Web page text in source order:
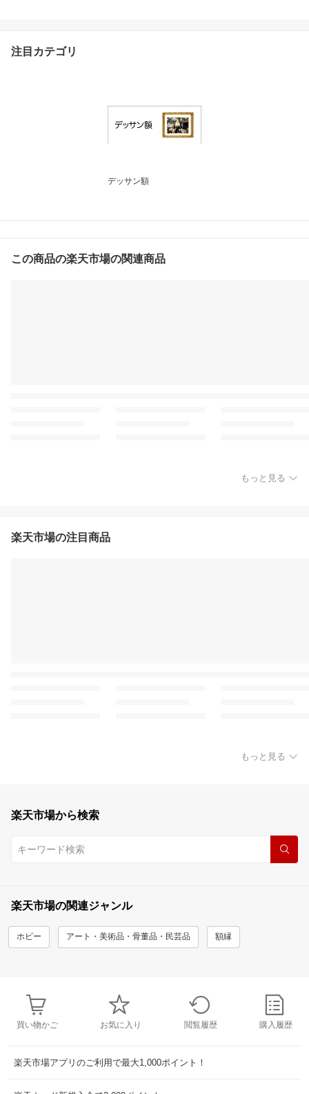
注目カテゴリ
デッサン額
この商品の楽天市場の関連商品
もっと見る
楽天市場の注目商品
もっと見る
楽天市場から検索
楽天市場の関連ジャンル
ホビー アート・美術品・骨董品・民芸品 額縁
買い物かご お気に入り 閲覧履歴 購入履歴
楽天市場アプリのご利用で最大1,000ポイント！